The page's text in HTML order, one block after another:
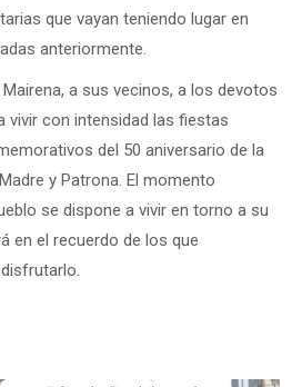
que vayan teniendo lugar en
anteriormente.
a sus vecinos, a los devotos
vivir con intensidad las fiestas
del 50 aniversario de la
y Patrona. El momento
se dispone a vivir en torno a su
en el recuerdo de los que